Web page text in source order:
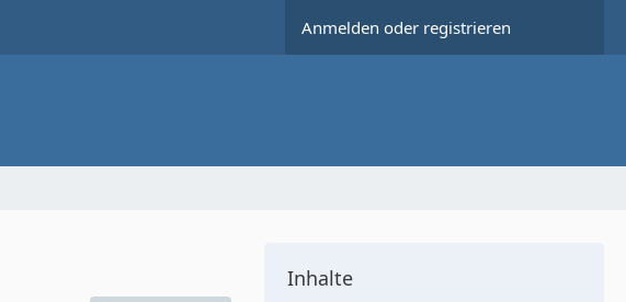
Anmelden oder registrieren
Inhalte